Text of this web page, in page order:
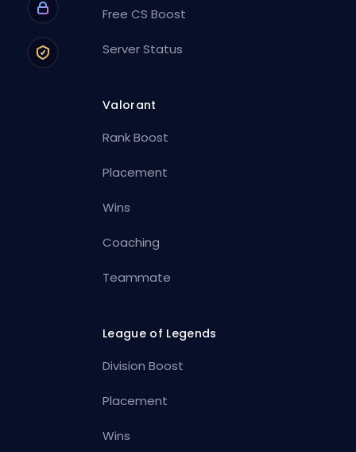
Free CS Boost
Server Status
Valorant
Rank Boost
Placement
Wins
Coaching
Teammate
League of Legends
Division Boost
Placement
Wins